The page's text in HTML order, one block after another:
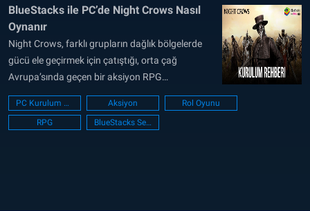
BlueStacks ile PC’de Night Crows Nasıl
Oynanır
Night Crows, farklı grupların dağlık bölgelerde
gücü ele geçirmek için çatıştığı, orta çağ
Avrupa’sında geçen bir aksiyon RPG
oyunu. Baskıya karşı isyan, düzene karşı kaos ve
ışığa karşı karanlık temaları üzerine kurulan
oyunda ittifaklar kurabilir, kaynakları takas
PC Kurulum Kılavuzu Aksiyon
Rol Oyunu
RPG
BlueStacks Setup